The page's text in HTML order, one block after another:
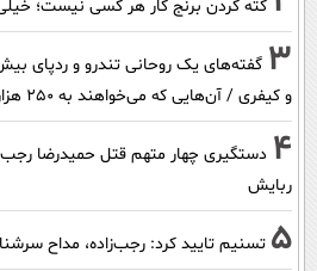
کته کردن برنج کار هر کسی نیست؛ خیلی
3
و کیفری / آن‌هایی که می‌خواهند به ۲۵۰ هزار نفر بپیوندند بدانند ...
4 دستگیری چهار متهم قتل حمیدرضا
ربایش
5 تسنیم تایید کرد: رجب‌زاده، مداح